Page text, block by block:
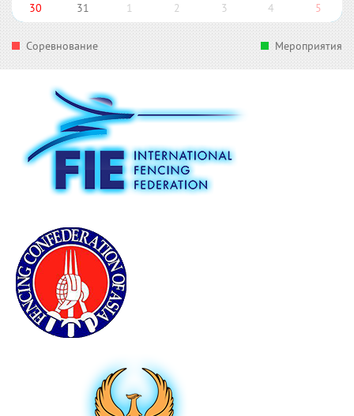
30
31 1 2 3 4 5
Соревнование Мероприятия